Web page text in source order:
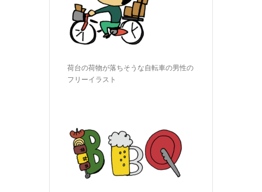
荷台の荷物が落ちそうな自転車の男性の
フリーイラスト